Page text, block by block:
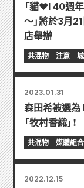
「貓♥I 40週
〜」將於3月
店舉辦
共混物 注意
2023.01.31
森田希被選為
「牧村香織」！
共混物 媒體組合
2022.12.15